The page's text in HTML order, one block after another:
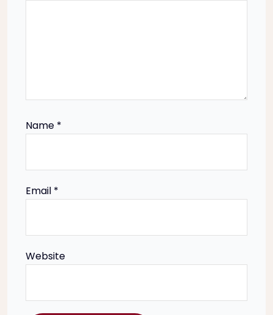
Name *
Email *
Website